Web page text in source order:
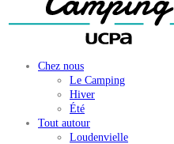
Chez nous
Le Camping
Hiver
Été
Tout autour
Loudenvielle